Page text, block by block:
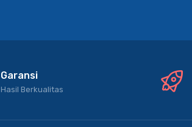
Garansi
Hasil Berkualitas